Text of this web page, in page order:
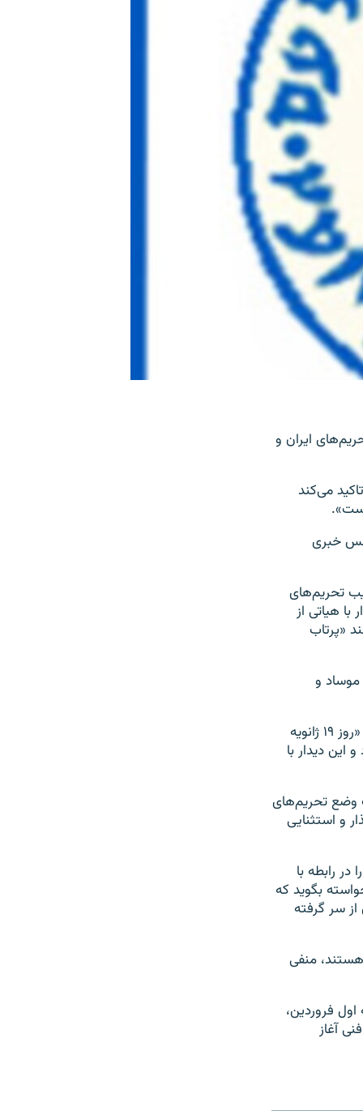
ایران و
می‌کند
خبری
تحریم‌های
هیاتی از
«پرتاب
موساد و
اما موساد ماجرا را به شیوه دیگری شرح می‌دهد. در بیانیه این نهاد امنیتی آمده است: «روز ۱۹ ژانویه
این دیدار با
وضع تحریم‌های
و استثنایی
رابطه با
بگوید که
سر گرفته
منفی
دهه اول فروردین،
آغاز